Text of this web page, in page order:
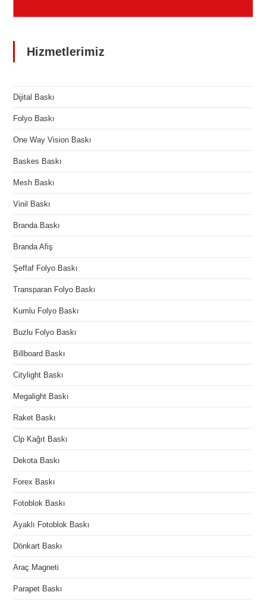
Hizmetlerimiz
Dijital Baskı
Folyo Baskı
One Way Vision Baskı
Baskes Baskı
Mesh Baskı
Vinil Baskı
Branda Baskı
Branda Afiş
Şeffaf Folyo Baskı
Transparan Folyo Baskı
Kumlu Folyo Baskı
Buzlu Folyo Baskı
Billboard Baskı
Citylight Baskı
Megalight Baskı
Raket Baskı
Clp Kağıt Baskı
Dekota Baskı
Forex Baskı
Fotoblok Baskı
Ayaklı Fotoblok Baskı
Dönkart Baskı
Araç Magneti
Parapet Baskı